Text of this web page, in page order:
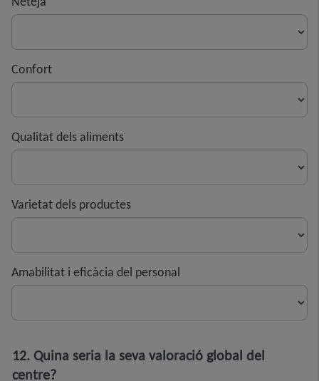
Confort
Qualitat dels aliments
Varietat dels productes
Amabilitat i eficàcia del personal
12. Quina seria la seva valoració global del
centre?